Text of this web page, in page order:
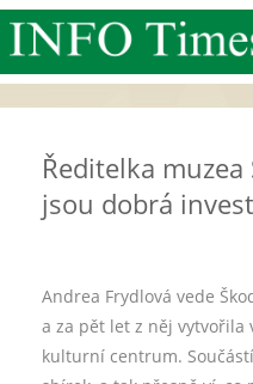
Ředitelka
jsou dobrá
Andrea Frydlová vede
a za pět let z něj
kulturní centrum.